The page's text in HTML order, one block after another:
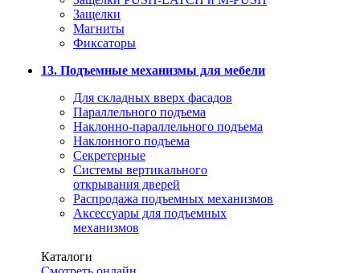
Защелки
Магниты
Фиксаторы
13. Подъемные механизмы для мебели
Для складных вверх фасадов
Параллельного подъема
Наклонно-параллельного подъема
Наклонного подъема
Секретерные
Системы вертикального
открывания дверей
Распродажа подъемных механизмов
Аксессуары для подъемных
механизмов
Каталоги